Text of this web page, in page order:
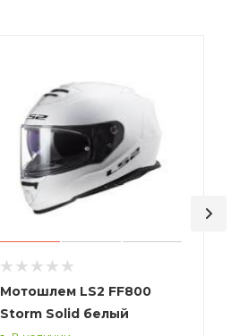
Мотошлем LS2 FF800
Storm Solid белый